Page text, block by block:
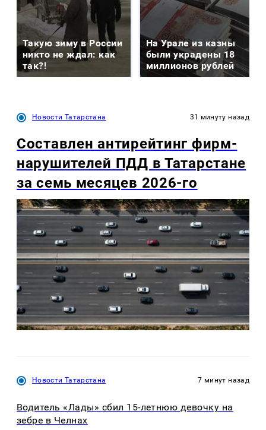
Такую зиму в России
никто не ждал: как
так?!
На Урале из казны
были украдены 18
миллионов рублей
Новости Татарстана 31 минуту назад
Составлен антирейтинг фирм-
нарушителей ПДД в Татарстане
за семь месяцев 2026-го
Новости Татарстана 7 минут назад
Водитель «Лады» сбил 15-летнюю девочку на
зебре в Челнах